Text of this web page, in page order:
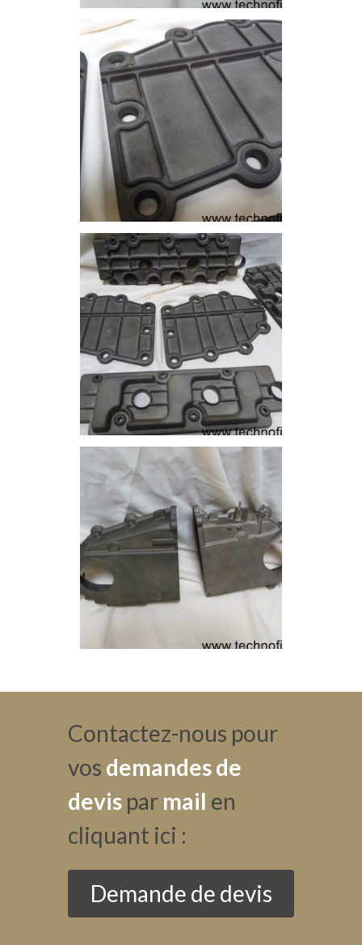
Contactez-nous pour
vos demandes de
devis par mail en
cliquant ici :
Demande de devis